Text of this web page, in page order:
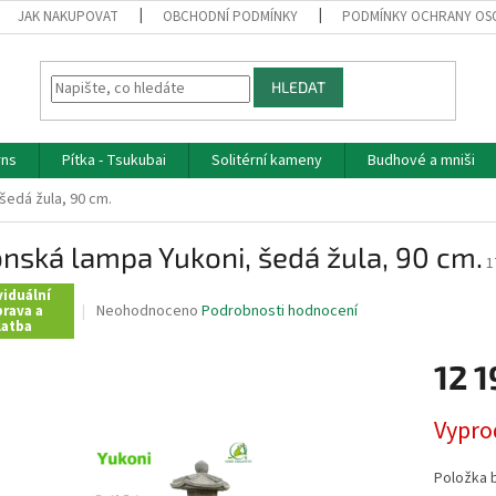
JAK NAKUPOVAT OBCHODNÍ PODMÍNKY PODMÍNKY OCHRANY
HLEDAT
Pítka - Tsukubai Solitérní kameny Budhové a mniši
žula, 90 cm.
lampa Yukoni, šedá žula, 90 cm.
a
Průměrné
hvězdiček.
Neohodnoceno Podrobnosti hodnocení
12
cena:
Položka